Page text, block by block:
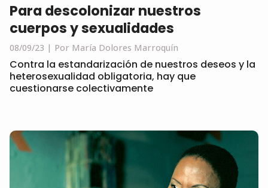
Para descolonizar nuestros
cuerpos y sexualidades
08/09/23 Por María Dolores Marroquín
Contra la estandarización de nuestros deseos y la
heterosexualidad obligatoria, hay que
cuestionarse colectivamente